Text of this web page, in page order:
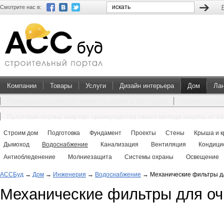
Смотрите нас в:
Компании Товары Услуги Дизайн интерьера Дом
Строим дом Подготовка Фундамент Проекты Стены
Крыша и
Дымоход
Водоснабжение Канализация Вентиляция
Антиобледенение
Молниезащита Системы охраны Освещение
АССБуд → Дом → Инженерия → Водоснабжение → Механические фильтры
Механические фильтры для